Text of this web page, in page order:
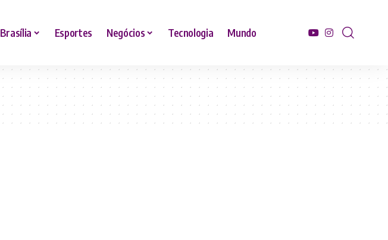
Brasília Esportes Negócios Tecnologia Mundo